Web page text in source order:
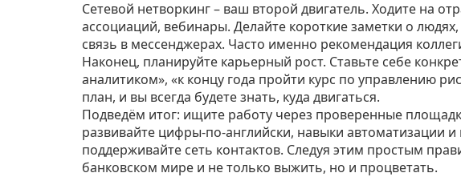
Сетевой нетворкинг – ваш второй двигатель. Ходите на
ассоциаций, вебинары. Делайте короткие заметки о
связь в мессенджерах. Часто именно рекомендация
Наконец, планируйте карьерный рост. Ставьте себе
аналитиком», «к концу года пройти курс по управлению
план, и вы всегда будете знать, куда двигаться.
Подведём итог: ищите работу через проверенные
развивайте цифры‑по‑английски, навыки автоматизации
поддерживайте сеть контактов. Следуя этим простым
банковском мире и не только выжить, но и процветать.